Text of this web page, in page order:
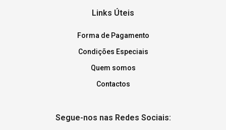
Links Úteis
Forma de Pagamento
Condições Especiais
Quem somos
Contactos
Segue-nos nas Redes Sociais: